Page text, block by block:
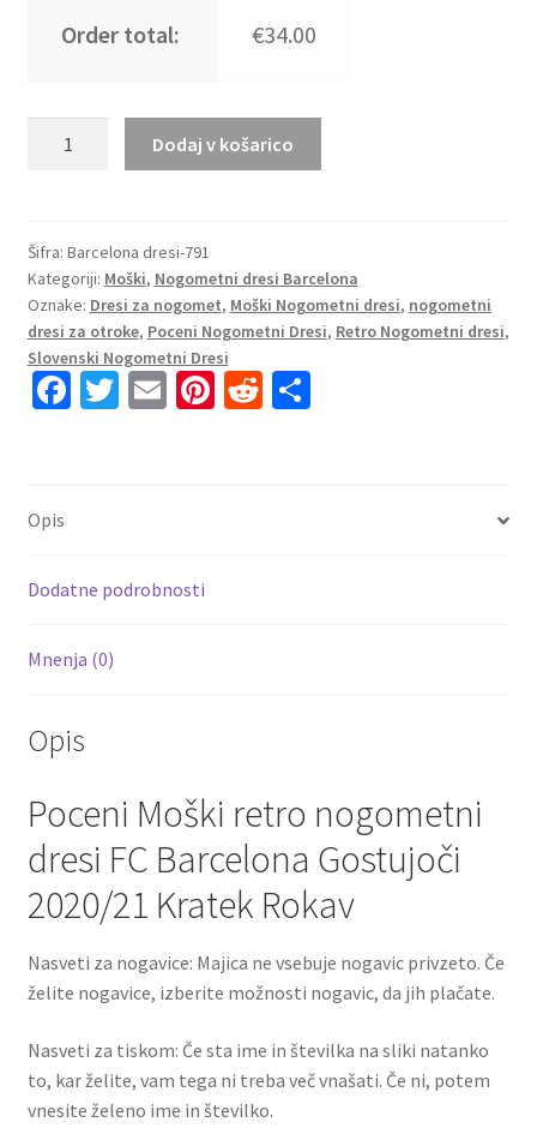
Order total: €34.00
dresi
FC
Barcelona
Gostujoči
2020/21
Kratek
Dodaj v košarico
Šifra: Barcelona dresi-791
Kategoriji: Moški, Nogometni dresi Barcelona
Oznake: Dresi za nogomet, Moški Nogometni dresi, nogometni
dresi za otroke, Poceni Nogometni Dresi, Retro Nogometni dresi,
Slovenski Nogometni Dresi
Fa
k
T E Pi R S
Opis
Dodatne podrobnosti
Mnenja (0)
Opis
Poceni Moški retro nogometni
dresi FC Barcelona Gostujoči
2020/21 Kratek Rokav
Nasveti za nogavice: Majica ne vsebuje nogavic privzeto. Če
želite nogavice, izberite možnosti nogavic, da jih plačate.
Nasveti za tiskom: Če sta ime in številka na sliki natanko
to, kar želite, vam tega ni treba več vnašati. Če ni, potem
vnesite želeno ime in številko.